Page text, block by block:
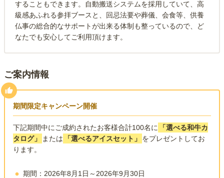
することもできます。自動搬送システムを採用していて、高
級感あふれる参拝ブースと、回忌法要や葬儀、会食等、供養
仏事の総合的なサポートが出来る体制も整っているので、ど
なたでも安心してご利用頂けます。
ご案内情報
期間限定キャンペーン開催
下記期間中にご成約されたお客様合計100名に
「選べる和牛カ
タログ」
または 「選べるアイスセット」
をプレゼントしてお
ります。
期間：2026年8月1日～2026年9月30日